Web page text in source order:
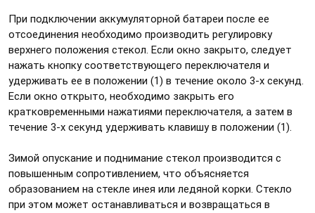
При подключении аккумуляторной батареи после ее
отсоединения необходимо производить регулировку
верхнего положения стекол. Если окно закрыто, следует
нажать кнопку соответствующего переключателя и
удерживать ее в положении (1) в течение около 3-х секунд.
Если окно открыто, необходимо закрыть его
кратковременными нажатиями переключателя, а затем в
течение 3-х секунд удерживать клавишу в положении (1).
Зимой опускание и поднимание стекол производится с
повышенным сопротивлением, что объясняется
образованием на стекле инея или ледяной корки. Стекло
при этом может останавливаться и возвращаться в